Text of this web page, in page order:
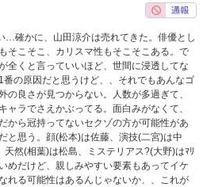
…確かに、山田涼介は売れてきた。俳優とし
そこそこ、カリスマ性もそこそこある。で
全くと言っていいほど、世間に浸透してな
番の原因だと思うけど、、それでもあんなゴ
の良さが見つからない。人数が多過ぎて、
ャラでさえかぶってる。面白みがなくて、
から冠持ってないセクゾの方が可能性があ
と思う。顔(松本)は佐藤、演技(二宮)は中
然(相葉)は松島、ミステリアス?(大野)はﾏﾘ
めだけど、親しみやすい要素もあってイケ
れる可能性はあるんじゃないか、、これが